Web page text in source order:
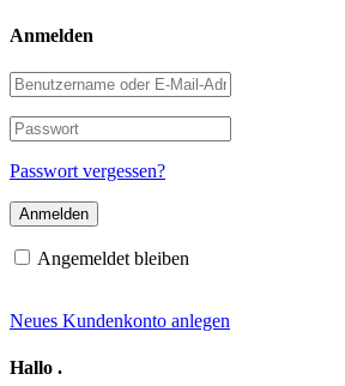
Anmelden
Benutzername
oder
E-
Mail-
Adresse
Passwort
Passwort vergessen?
Angemeldet bleiben
Neues Kundenkonto anlegen
Hallo .